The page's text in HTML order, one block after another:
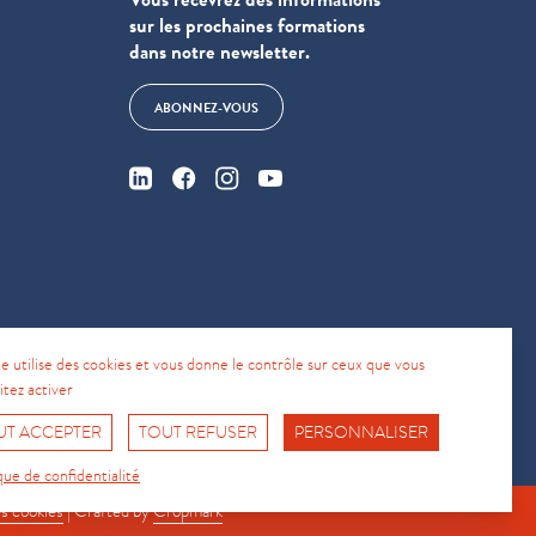
Fro No
sur les prochaines formations
dans notre newsletter.
ABONNEZ-VOUS
cookies| Crafted byCropmark
utilise des cookies et vous donne le contrôle sur ceux que vous
activer
ACCEPTER
TOUT REFUSER
PERSONNALISER
de confidentialité